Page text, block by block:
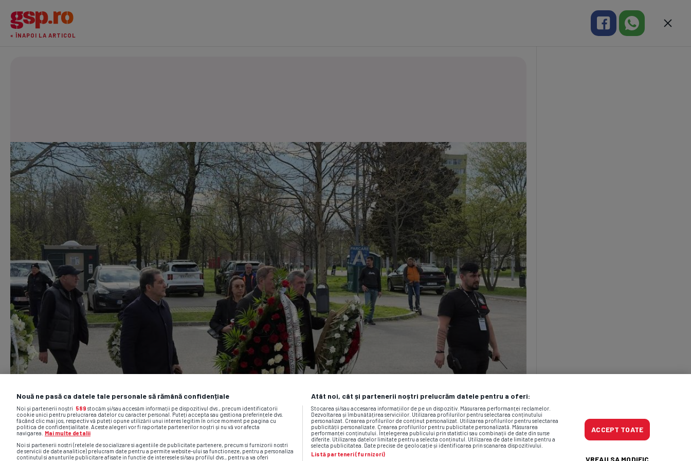
« ÎNAPOI LA ARTICOL
Nouă ne pasă ca datele tale personale să rămână confidențiale
Noi și partenerii noștri 589 stocăm și/sau accesăm informații pe dispozitivul dvs., precum identificatorii
cookie unici pentru prelucrarea datelor cu caracter personal. Puteți accepta sau gestiona preferințele dvs.
făcând clic mai jos, respectiv vă puteți opune utilizării unui interes legitim în orice moment pe pagina cu
politica de confidențialitate. Aceste alegeri vor fi raportate partenerilor noștri și nu vă vor afecta
navigarea.
Mai multe detalii
Noi si partenerii nostri (retelele de socializare si agentiile de publicitate partenere, precum si furnizorii nostri
de servicii de date analitice) prelucram date pentru a permite website-ului sa functioneze, pentru a personaliza
continutul si anunturile publicitare afisate in functie de interesele si/sau profilul dvs., pentru a va oferi
Atât noi, cât și partenerii noștri prelucrăm datele pentru a oferi:
Stocarea și/sau accesarea informațiilor de pe un dispozitiv. Măsurarea performanței reclamelor.
Dezvoltarea și îmbunătățirea serviciilor. Utilizarea profilurilor pentru selectarea conținutului
personalizat. Crearea profilurilor de conținut personalizat. Utilizarea profilurilor pentru selectarea
publicității personalizate. Crearea profilurilor pentru publicitate personalizată. Măsurarea
performanței conținutului. Înțelegerea publicului prin statistici sau combinații de date din surse
diferite. Utilizarea datelor limitate pentru a selecta conținutul. Utilizarea de date limitate pentru a
selecta publicitatea. Date precise de geolocație și identificarea prin scanarea dispozitivului.
Listă parteneri (furnizori)
ACCEPT TOATE
VREAU SA MODIFIC